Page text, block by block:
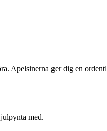
Apelsinerna ger dig en
med.